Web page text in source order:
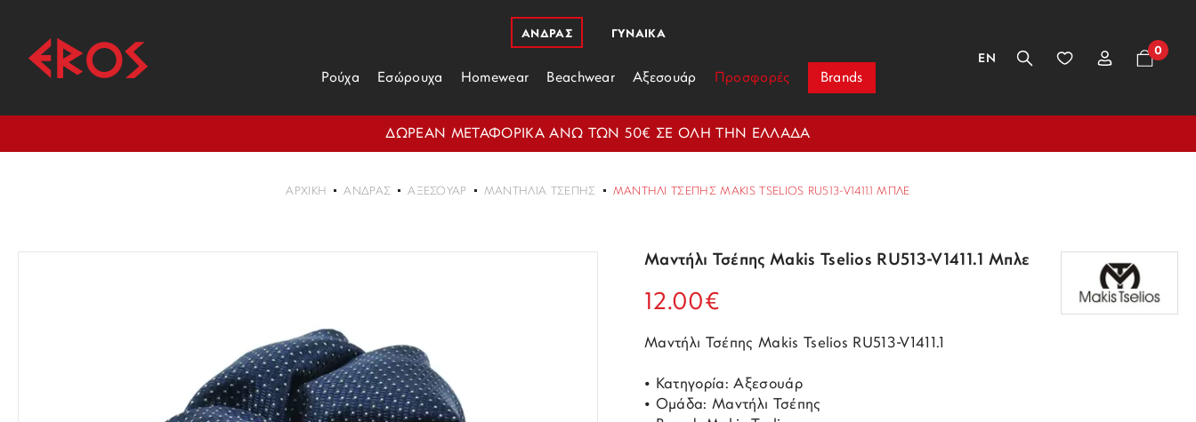
ΑΝΔΡΑΣ
Ρούχα Εσώρουχα Homewear Beachwear Αξεσουάρ Προσφορές Brands
ΓΥΝΑΙΚΑ
EN
0
ΔΩΡΕΑΝ ΜΕΤΑΦΟΡΙΚΑ ΑΝΩ ΤΩΝ 50€ ΣΕ ΟΛΗ ΤΗΝ ΕΛΛΑΔΑ
ΑΡΧΙΚΉ ΑΝΔΡΑΣ ΑΞΕΣΟΥΆΡ ΜΑΝΤΉΛΙΑ ΤΣΈΠΗΣ ΜΑΝΤΉΛΙ ΤΣΈΠΗΣ MAKIS TSELIOS RU513-V1411.1 ΜΠΛΕ
Μαντήλι Τσέπης Makis Tselios RU513-V1411.1 Μπλε
12.00€
Μαντήλι Τσέπης Makis Tselios RU513-V1411.1
• Κατηγορία: Αξεσουάρ
• Ομάδα: Μαντήλι Τσέπης